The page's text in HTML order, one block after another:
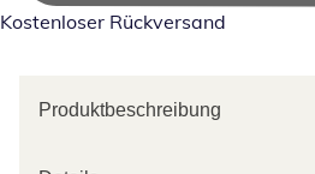
Kostenloser Rückversand
Produktbeschreibung